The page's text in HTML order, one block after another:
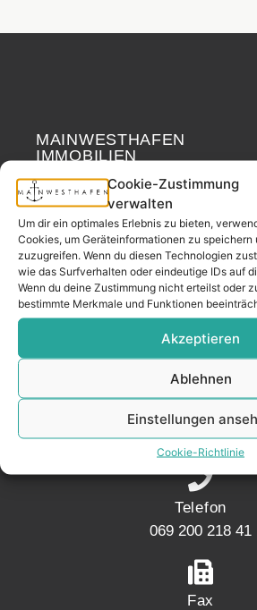
Cookie-Zustimmung
verwalten
Um dir ein optimales Erlebnis zu bieten,
Cookies, um Geräteinformationen zu speichern
zuzugreifen. Wenn du diesen Technologien
wie das Surfverhalten oder eindeutige IDs auf
Wenn du deine Zustimmung nicht erteilst oder
bestimmte Merkmale und Funktionen
Akzeptieren
Ablehnen
Einstellungen
Cookie-Richtlinie
MAINWESTHAFEN
IMMOBILIEN
Ihr Immobilienpartner
aus der
Nachbarschaft.
– seit 2017.
Adresse
Mainwesthafen Immobilien
60327 Frankfurt
Telefon
069 200 218 41
Fax